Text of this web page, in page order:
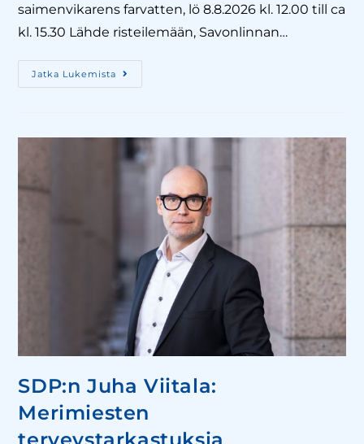
saimenvikarens farvatten, lö 8.8.2026 kl. 12.00 till ca
kl. 15.30 Lähde risteilemään, Savonlinnan…
Jatka Lukemista
SDP:n Juha Viitala:
Merimiesten
terveystarkastuksia